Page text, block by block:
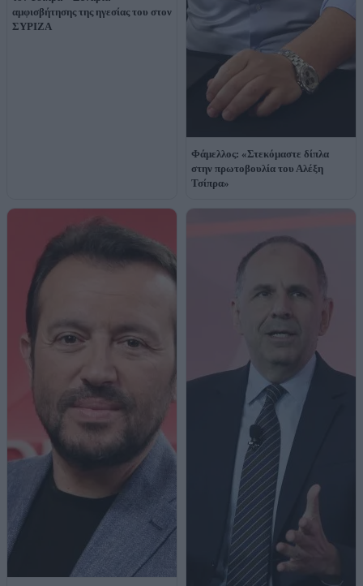
αμφισβήτησης της ηγεσίας του στον
ΣΥΡΙΖΑ
Φάμελλος: «Στεκόμαστε δίπλα
στην πρωτοβουλία του Αλέξη
Τσίπρα»